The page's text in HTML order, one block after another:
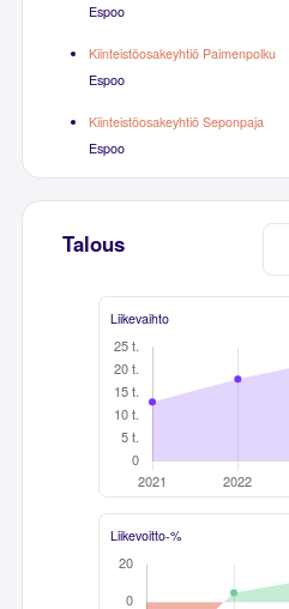
Espoo
Kiinteistöosakeyhtiö Paimenpolku
Espoo
Kiinteistöosakeyhtiö Seponpaja
Espoo
Talous
Liikevaihto
Liikevoitto-%